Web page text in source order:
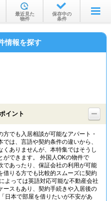
探す
線・駅から
件特集から
最近見た
物件
保存中の
条件
情報を探す
イント
でも入居相談が可能なアパート・
は、言語や契約条件の違いから、
ありませんが、本特集ではそうし
ができます。 外国人OKの物件で
であったり、保証会社の利用が可能
借りる方でも比較的スムーズに契約
よっては英語対応可能な不動産会社
ースもあり、契約手続きや入居後の
日本で部屋を借りたいが不安があ